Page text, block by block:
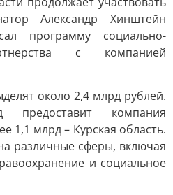
Александр Хинштейн
программу социально-
с компанией
около 2,4 млрд рублей.
компания
1,1 млрд – Курская область.
различные сферы, включая
и социальное